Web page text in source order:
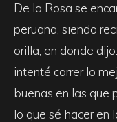
De la Rosa se
peruana, siendo
orilla, en donde
intenté correr lo
buenas en las que
lo que sé hacer en